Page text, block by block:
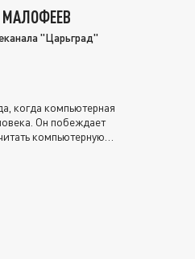
МАЛОФЕЕВ
"Царьград"
когда компьютерная
Он побеждает
компьютерную